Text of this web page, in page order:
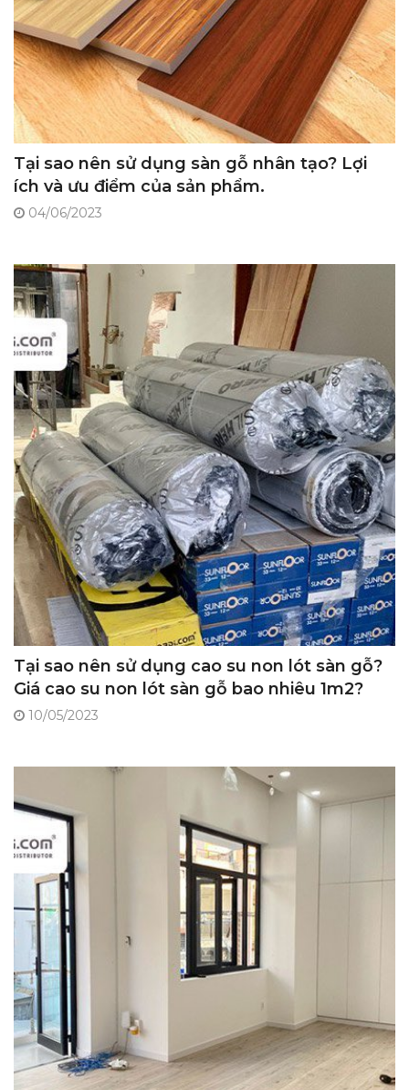
Tại sao nên sử dụng sàn gỗ nhân tạo? Lợi
ích và ưu điểm của sản phẩm.
04/06/2023
Tại sao nên sử dụng cao su non lót sàn gỗ?
Giá cao su non lót sàn gỗ bao nhiêu 1m2?
10/05/2023